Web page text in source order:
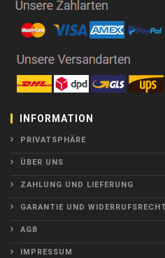
INFORMATION
PRIVATSPHÄRE
ÜBER UNS
ZAHLUNG UND LIEFERUNG
GARANTIE UND WIDERRUFSRECHT
AGB
IMPRESSUM